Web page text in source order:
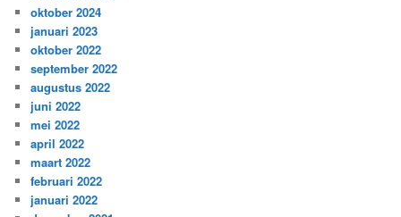
oktober 2024
januari 2023
oktober 2022
september 2022
augustus 2022
juni 2022
mei 2022
april 2022
maart 2022
februari 2022
januari 2022